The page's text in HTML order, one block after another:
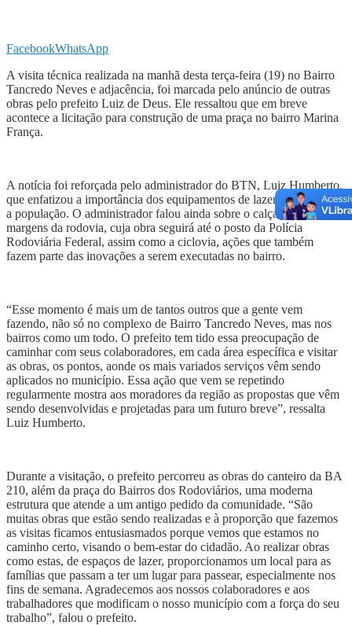
FacebookWhatsApp
A visita técnica realizada na manhã desta terça-feira (19) no Bairro
Tancredo Neves e adjacência, foi marcada pelo anúncio de outras
obras pelo prefeito Luiz de Deus. Ele ressaltou que em breve
acontece a licitação para construção de uma praça no bairro Marina
França.
A notícia foi reforçada pelo administrador do BTN, Luiz Humberto,
que enfatizou a importância dos equipamentos de lazer e saúde para
a população. O administrador falou ainda sobre o calçamento nas
margens da rodovia, cuja obra seguirá até o posto da Polícia
Rodoviária Federal, assim como a ciclovia, ações que também
fazem parte das inovações a serem executadas no bairro.
“Esse momento é mais um de tantos outros que a gente vem
fazendo, não só no complexo de Bairro Tancredo Neves, mas nos
bairros como um todo. O prefeito tem tido essa preocupação de
caminhar com seus colaboradores, em cada área específica e visitar
as obras, os pontos, aonde os mais variados serviços vêm sendo
aplicados no município. Essa ação que vem se repetindo
regularmente mostra aos moradores da região as propostas que vêm
sendo desenvolvidas e projetadas para um futuro breve”, ressalta
Luiz Humberto.
Durante a visitação, o prefeito percorreu as obras do canteiro da BA
210, além da praça do Bairros dos Rodoviários, uma moderna
estrutura que atende a um antigo pedido da comunidade. “São
muitas obras que estão sendo realizadas e à proporção que fazemos
as visitas ficamos entusiasmados porque vemos que estamos no
caminho certo, visando o bem-estar do cidadão. Ao realizar obras
como estas, de espaços de lazer, proporcionamos um local para as
famílias que passam a ter um lugar para passear, especialmente nos
fins de semana. Agradecemos aos nossos colaboradores e aos
trabalhadores que modificam o nosso município com a força do seu
trabalho”, falou o prefeito.